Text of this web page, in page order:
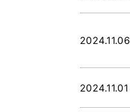
2024.11.06
2024.11.01